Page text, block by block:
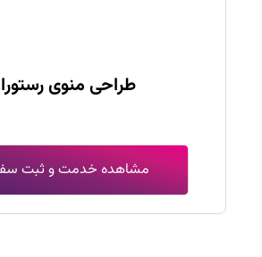
طراحی منوی
مشاهده خدمت و ثبت